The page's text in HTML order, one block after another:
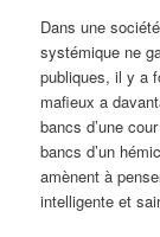
Dans une
systémique ne
publiques, il y a
mafieux a
bancs d’une
bancs d’un
amènent à
intelligente et